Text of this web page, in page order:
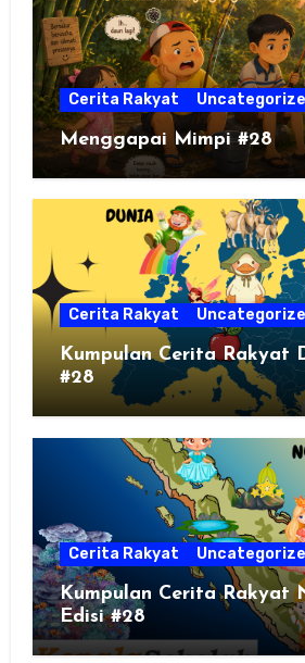
Cerita Rakyat
Menggapai Mimpi #28
Cerita Rakyat
Kumpulan Cerita Rakyat
#28
Cerita Rakyat
Kumpulan Cerita Rakyat
Edisi #28